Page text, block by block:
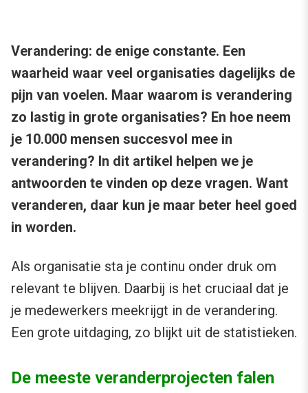
Verandering: de enige constante. Een
waarheid waar veel organisaties dagelijks de
pijn van voelen. Maar waarom is verandering
zo lastig in grote organisaties? En hoe neem
je 10.000 mensen succesvol mee in
verandering? In dit artikel helpen we je
antwoorden te vinden op deze vragen. Want
veranderen, daar kun je maar beter heel goed
in worden.
Als organisatie sta je continu onder druk om
relevant te blijven. Daarbij is het cruciaal dat je
je medewerkers meekrijgt in de verandering.
Een grote uitdaging, zo blijkt uit de statistieken.
De meeste veranderprojecten falen